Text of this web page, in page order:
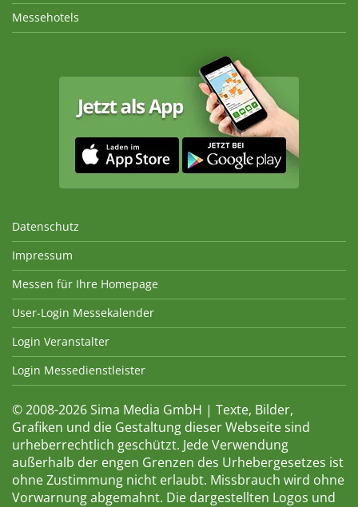
Messehotels
Datenschutz
Impressum
Messen für Ihre Homepage
User-Login Messekalender
Login Veranstalter
Login Messedienstleister
© 2008-2026 Sima Media GmbH | Texte, Bilder,
Grafiken und die Gestaltung dieser Webseite sind
urheberrechtlich geschützt. Jede Verwendung
außerhalb der engen Grenzen des Urhebergesetzes ist
ohne Zustimmung nicht erlaubt. Missbrauch wird ohne
Vorwarnung abgemahnt. Die dargestellten Logos und